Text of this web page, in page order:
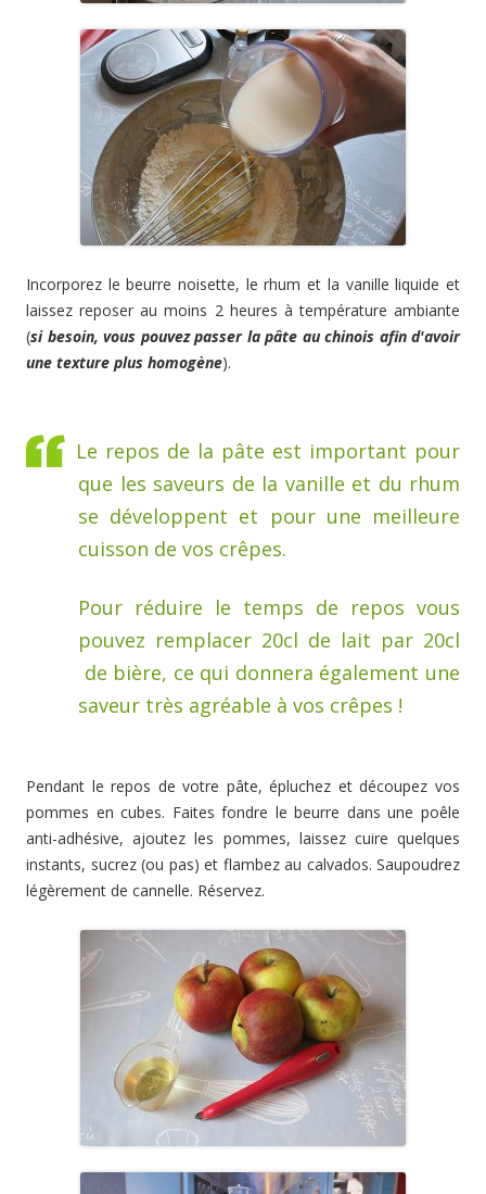
Incorporez le beurre noisette, le rhum et la vanille liquide et
laissez reposer au moins 2 heures à température ambiante
(si besoin, vous pouvez passer la pâte au chinois afin d'avoir
une texture plus homogène).
Le repos de la pâte est important pour
que les saveurs de la vanille et du rhum
se développent et pour une meilleure
cuisson de vos crêpes.
Pour réduire le temps de repos vous
pouvez remplacer 20cl de lait par 20cl
de bière, ce qui donnera également une
saveur très agréable à vos crêpes !
Pendant le repos de votre pâte, épluchez et découpez vos
pommes en cubes. Faites fondre le beurre dans une poêle
anti-adhésive, ajoutez les pommes, laissez cuire quelques
instants, sucrez (ou pas) et flambez au calvados. Saupoudrez
légèrement de cannelle. Réservez.